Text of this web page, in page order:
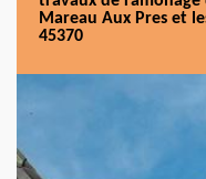
Mareau Aux Pres et
45370